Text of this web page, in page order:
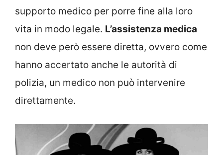
supporto medico per porre fine alla loro
vita in modo legale. L’assistenza medica
non deve però essere diretta, ovvero come
hanno accertato anche le autorità di
polizia, un medico non può intervenire
direttamente.